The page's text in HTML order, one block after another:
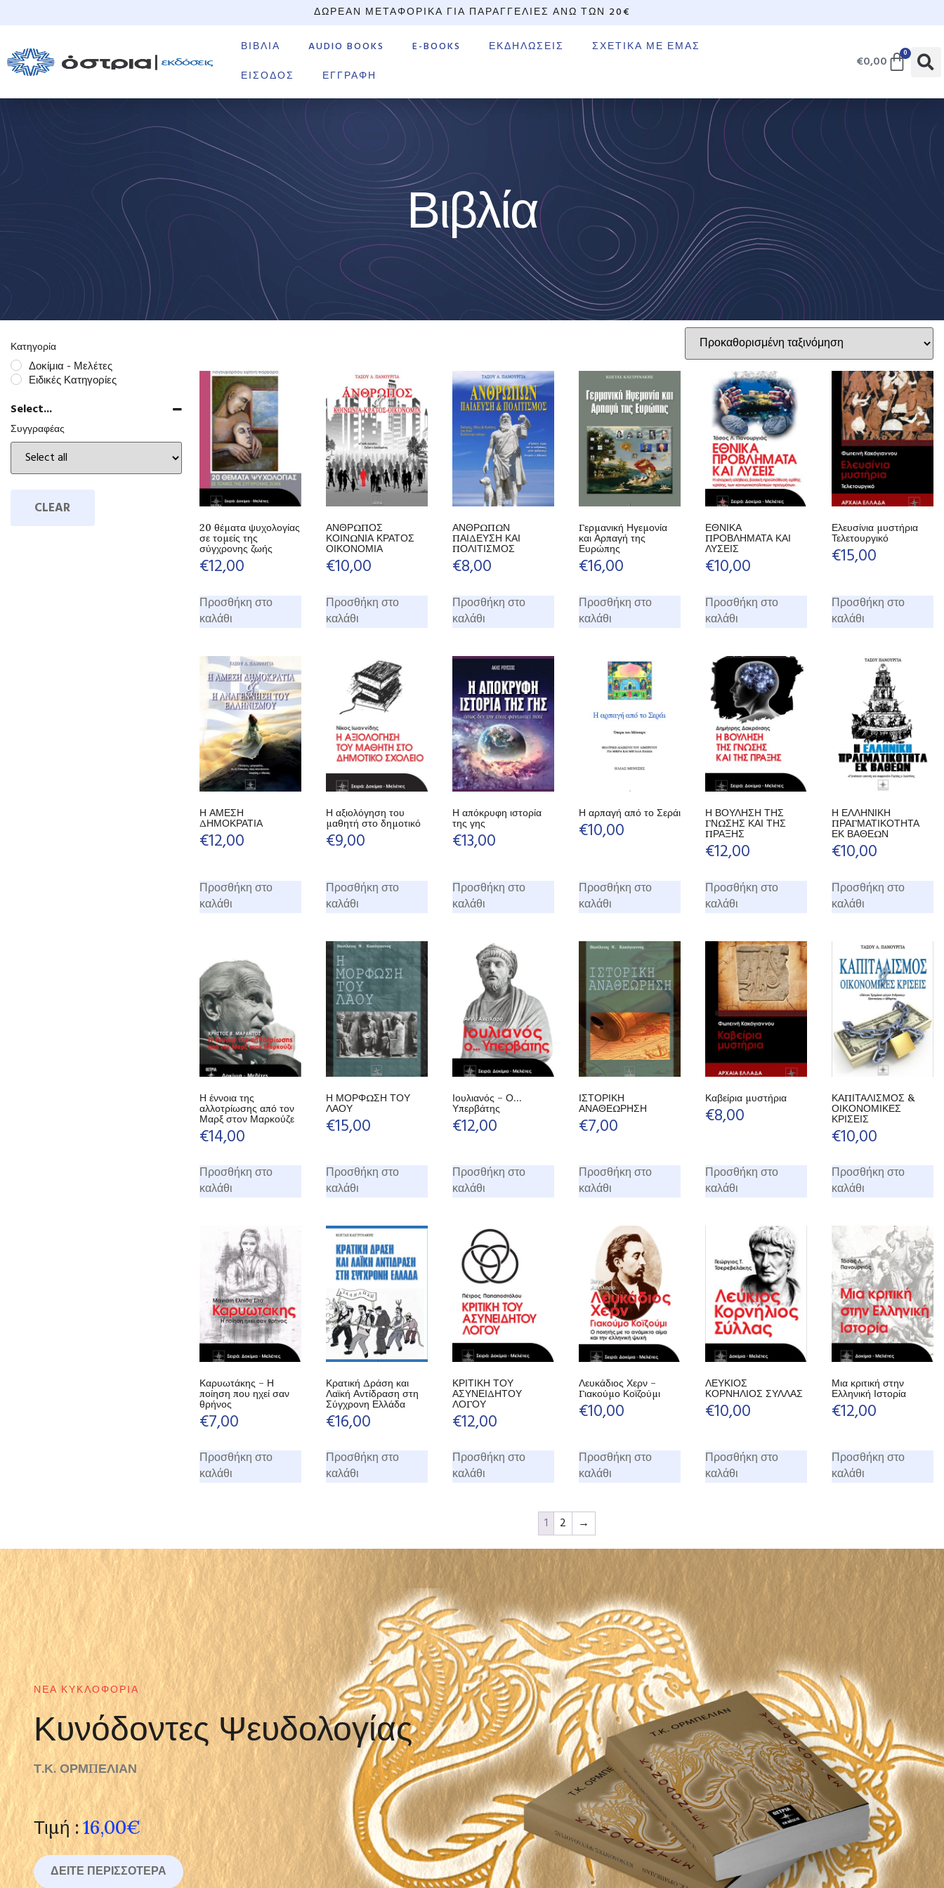
ΔΩΡΕΆΝ ΜΕΤΑΦΟΡΙΚΆ ΓΙΑ ΠΑΡΑΓΓΕΛΊΕΣ ΆΝΩ ΤΩΝ 20€
ΒΙΒΛΊΑ AUDIO BOOKS E-BOOKS ΕΚΔΗΛΏΣΕΙΣ
ΣΧΕΤΙΚΆ ΜΕ ΕΜΆΣ
ΕΊΣΟΔΟΣ
ΕΓΓΡΑΦΉ
€0,00 0
Βιβλία
Κατηγορία
Δοκίμια - Μελέτες
Ειδικές Κατηγορίες
Select...
Συγγραφέας
CLEAR
20 θέματα ψυχολογίας
σε τομείς της
σύγχρονης ζωής
€12,00
Προσθήκη στο
καλάθι
ΑΝΘΡΩΠΟΣ
ΚΟΙΝΩΝΙΑ ΚΡΑΤΟΣ
ΟΙΚΟΝΟΜΙΑ
€10,00
Προσθήκη στο
καλάθι
ΑΝΘΡΩΠΩΝ
ΠΑΙΔΕΥΣΗ ΚΑΙ
ΠΟΛΙΤΙΣΜΟΣ
€8,00
Προσθήκη στο
καλάθι
Γερμανική Ηγεμονία
και Αρπαγή της
Ευρώπης
€16,00
Προσθήκη στο
καλάθι
ΕΘΝΙΚΑ
ΠΡΟΒΛΗΜΑΤΑ ΚΑΙ
ΛΥΣΕΙΣ
€10,00
Προσθήκη στο
καλάθι
Ελευσίνια μυστήρια
Τελετουργικό
€15,00
Προσθήκη στο
καλάθι
Η ΑΜΕΣΗ
ΔΗΜΟΚΡΑΤΙΑ
€12,00
Προσθήκη στο
καλάθι
Η αξιολόγηση του
μαθητή στο δημοτικό
€9,00
Προσθήκη στο
καλάθι
Η απόκρυφη ιστορία
της γης
€13,00
Προσθήκη στο
καλάθι
Η αρπαγή από το Σεράι
€10,00
Προσθήκη στο
καλάθι
Η ΒΟΥΛΗΣΗ ΤΗΣ
ΓΝΩΣΗΣ ΚΑΙ ΤΗΣ
ΠΡΑΞΗΣ
€12,00
Προσθήκη στο
καλάθι
Η ΕΛΛΗΝΙΚΗ
ΠΡΑΓΜΑΤΙΚΟΤΗΤΑ
ΕΚ ΒΑΘΕΩΝ
€10,00
Προσθήκη στο
καλάθι
Η έννοια της
αλλοτρίωσης από τον
Μαρξ στον Μαρκούζε
€14,00
Προσθήκη στο
καλάθι
Η ΜΟΡΦΩΣΗ ΤΟΥ
ΛΑΟΥ
€15,00
Προσθήκη στο
καλάθι
Ιουλιανός – Ο…
Υπερβάτης
€12,00
Προσθήκη στο
καλάθι
ΙΣΤΟΡΙΚΗ
ΑΝΑΘΕΩΡΗΣΗ
€7,00
Προσθήκη στο
καλάθι
Καβείρια μυστήρια
€8,00
Προσθήκη στο
καλάθι
ΚΑΠΙΤΑΛΙΣΜΟΣ &
ΟΙΚΟΝΟΜΙΚΕΣ
ΚΡΙΣΕΙΣ
€10,00
Προσθήκη στο
καλάθι
Καρυωτάκης – Η
ποίηση που ηχεί σαν
θρήνος
€7,00
Προσθήκη στο
καλάθι
Κρατική Δράση και
Λαϊκή Αντίδραση στη
Σύγχρονη Ελλάδα
€16,00
Προσθήκη στο
καλάθι
ΚΡΙΤΙΚΗ ΤΟΥ
ΑΣΥΝΕΙΔΗΤΟΥ
ΛΟΓΟΥ
€12,00
Προσθήκη στο
καλάθι
Λευκάδιος Χερν –
Γιακούμο Κοϊζούμι
€10,00
Προσθήκη στο
καλάθι
ΛΕΥΚΙΟΣ
ΚΟΡΝΗΛΙΟΣ ΣΥΛΛΑΣ
€10,00
Προσθήκη στο
καλάθι
Μια κριτική στην
Ελληνική Ιστορία
€12,00
Προσθήκη στο
καλάθι
1 2 →
ΝΈΑ ΚΥΚΛΟΦΟΡΊΑ
Κυνόδοντες Ψευδολογίας
Τ.Κ. ΟΡΜΠΕΛΙΑΝ
Τιμή : 16,00€
ΔΕΊΤΕ ΠΕΡΙΣΣΌΤΕΡΑ